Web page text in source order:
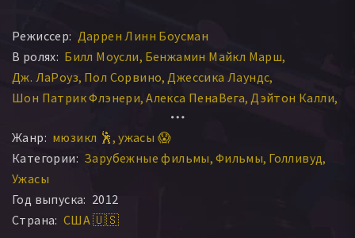
Режиссер: Даррен Линн Боусман
В ролях: Билл Моусли Бенжамин Майкл Марш
Дж. ЛаРоуз Пол Сорвино Джессика Лаундс
Шон Патрик Флэнери Алекса ПенаВега Дэйтон Калли
Терренс Здунич Марк Сентер
Бриана Эвиган
Эмили Отем
Ханна Вагнер Джинни Глейсер Бич Иствуд
Майти Майк Мурга
Благо Саймон Зеро Кадзама
Иван Л. Муди Мэгги Лэлли
Жанр: мюзикл 🕺 ужасы 😱
Категории: Зарубежные фильмы Фильмы Голливуд
Ужасы
Год выпуска: 2012
Страна: США 🇺🇸